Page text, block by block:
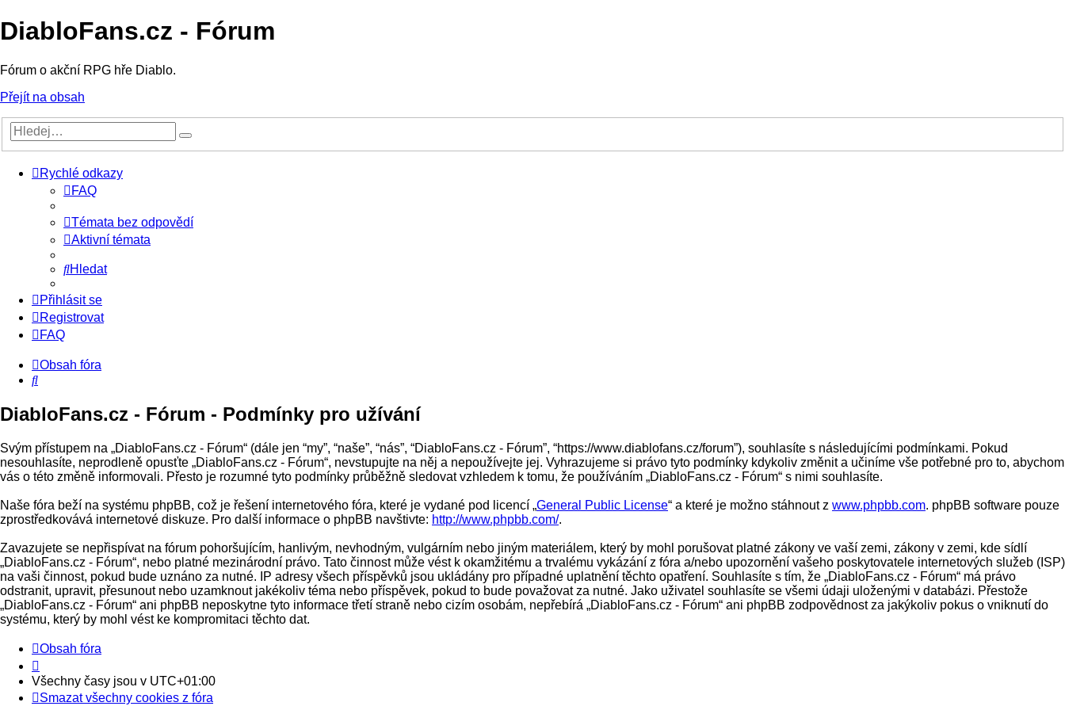
DiabloFans.cz - Fórum
Fórum o akční RPG hře Diablo.
Přejít na obsah
Rychlé odkazy
FAQ
Témata bez odpovědí
Aktivní témata
Hledat
Přihlásit se
Registrovat
FAQ
Obsah fóra
Hledat
DiabloFans.cz - Fórum - Podmínky pro užívání
Svým přístupem na „DiabloFans.cz - Fórum“ (dále jen “my”, “naše”, “nás”, “DiabloFans.cz - Fórum”, “https://www.diablofans.cz/forum”), souhlasíte s následujícími podmínkami. Pokud
nesouhlasíte, neprodleně opusťte „DiabloFans.cz - Fórum“, nevstupujte na něj a nepoužívejte jej. Vyhrazujeme si právo tyto podmínky kdykoliv změnit a učiníme vše potřebné pro to, abychom
vás o této změně informovali. Přesto je rozumné tyto podmínky průběžně sledovat vzhledem k tomu, že používáním „DiabloFans.cz - Fórum“ s nimi souhlasíte.
Naše fóra beží na systému phpBB, což je řešení internetového fóra, které je vydané pod licencí „General Public License“ a které je možno stáhnout z www.phpbb.com. phpBB software pouze
zprostředkovává internetové diskuze. Pro další informace o phpBB navštivte: http://www.phpbb.com/.
Zavazujete se nepřispívat na fórum pohoršujícím, hanlivým, nevhodným, vulgárním nebo jiným materiálem, který by mohl porušovat platné zákony ve vaší zemi, zákony v zemi, kde sídlí
„DiabloFans.cz - Fórum“, nebo platné mezinárodní právo. Tato činnost může vést k okamžitému a trvalému vykázání z fóra a/nebo upozornění vašeho poskytovatele internetových služeb (ISP)
na vaši činnost, pokud bude uznáno za nutné. IP adresy všech příspěvků jsou ukládány pro případné uplatnění těchto opatření. Souhlasíte s tím, že „DiabloFans.cz - Fórum“ má právo
odstranit, upravit, přesunout nebo uzamknout jakékoliv téma nebo příspěvek, pokud to bude považovat za nutné. Jako uživatel souhlasíte se všemi údaji uloženými v databázi. Přestože
„DiabloFans.cz - Fórum“ ani phpBB neposkytne tyto informace třetí straně nebo cizím osobám, nepřebírá „DiabloFans.cz - Fórum“ ani phpBB zodpovědnost za jakýkoliv pokus o vniknutí do
systému, který by mohl vést ke kompromitaci těchto dat.
Obsah fóra
Všechny časy jsou v UTC+01:00
Smazat všechny cookies z fóra